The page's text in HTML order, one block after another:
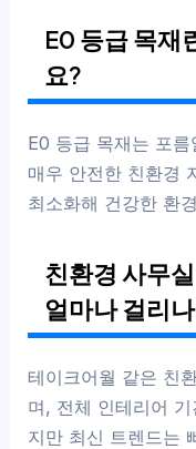
E0 등급 목재
요?
E0 등급 목재는 포
매우 안전한 친환경
최소화해 건강한 환
친환경 사무
얼마나 걸리
테이크어월 같은 친
며, 전체 인테리어
지만 최신 트렌드는